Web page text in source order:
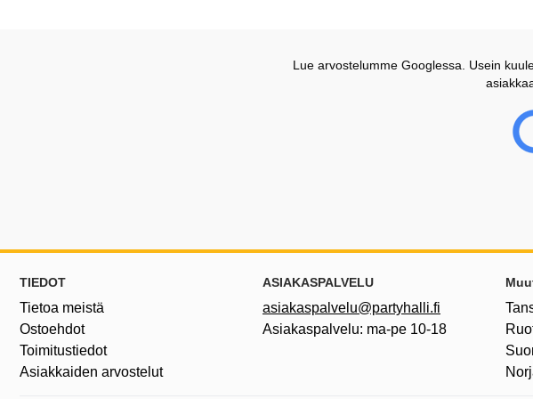
Lue arvostelumme Googlessa. Usein
Alatunnisteen sisältö Sekalaista tietoa ja linkkejä
TIEDOT
Tietoa meistä
Ostoehdot
Toimitustiedot
Asiakkaiden arvostelut
ASIAKASPALVELU
asiakaspalvelu@partyhalli.fi
Asiakaspalvelu: ma-pe 10-18